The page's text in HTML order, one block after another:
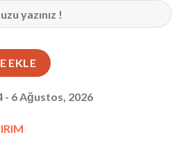
Siyah 1029 adet
EKLE
6 Ağustos, 2026